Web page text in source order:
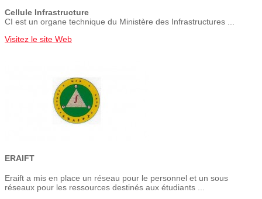
Cellule Infrastructure
CI est un organe technique du Ministère des Infrastructures ...
Visitez le site Web
ERAIFT
Eraift a mis en place un réseau pour le personnel et un sous
réseaux pour les ressources destinés aux étudiants ...